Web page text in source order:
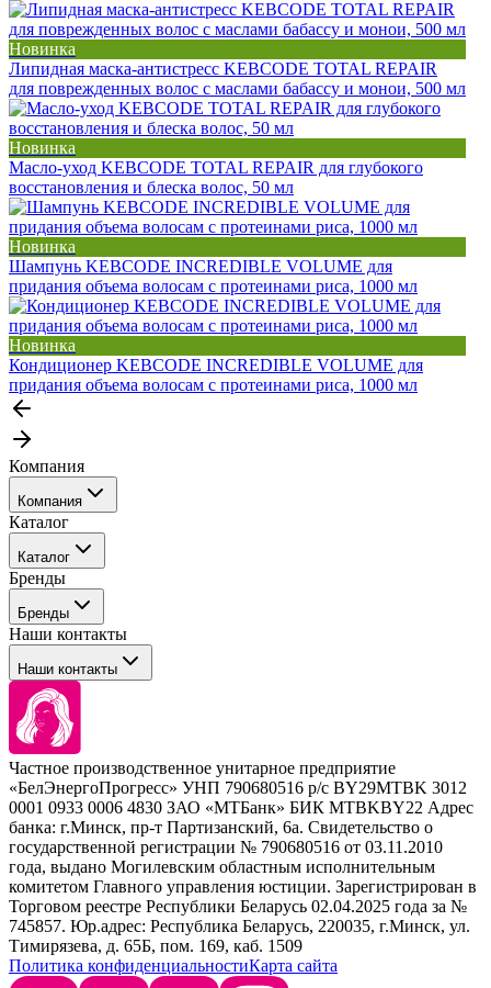
Новинка
Липидная маска-антистресс KEBCODE TOTAL REPAIR
для поврежденных волос с маслами бабассу и монои, 500 мл
Новинка
Масло-уход KEBCODE TOTAL REPAIR для глубокого
восстановления и блеска волос, 50 мл
Новинка
Шампунь KEBCODE INCREDIBLE VOLUME для
придания объема волосам с протеинами риса, 1000 мл
Новинка
Кондиционер KEBCODE INCREDIBLE VOLUME для
придания объема волосам с протеинами риса, 1000 мл
Компания
Компания
События
Покупателю
Каталог
Каталог
Профессиональные средства для окрашивания волос
Сервисные средства
Уход
Стайлинг
Брови и ресницы
Барберинг
Наборы
Расходные материалы
Бренды
Бренды
Tefia
Concept
Kezy
Barex
Sim Sensitive
Kebren
Selective Professional
White Line
Наши контакты
Наши контакты
+ 375 44 7233514
+ 375 29 1649505
info@krasabel.by
Офис: г. Минск, ул. Тимирязева 65Б, офис 1509
Склад: г. Минск, ул. Домбровская, 15
Частное производственное унитарное предприятие
«БелЭнергоПрогресс» УНП 790680516 р/с BY29MTBK 3012
0001 0933 0006 4830 ЗАО «МТБанк» БИК MTBKBY22 Адрес
банка: г.Минск, пр-т Партизанский, 6а. Свидетельство о
государственной регистрации № 790680516 от 03.11.2010
года, выдано Могилевским областным исполнительным
комитетом Главного управления юстиции. Зарегистрирован в
Торговом реестре Республики Беларусь 02.04.2025 года за №
745857. Юр.адрес: Республика Беларусь, 220035, г.Минск, ул.
Тимирязева, д. 65Б, пом. 169, каб. 1509
Политика конфиденциальностиКарта сайта